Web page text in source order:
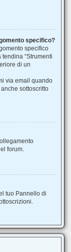
specifico?
specifico
“Strumenti
di un
via email quando
sottoscritto
forum.
tuo Pannello di